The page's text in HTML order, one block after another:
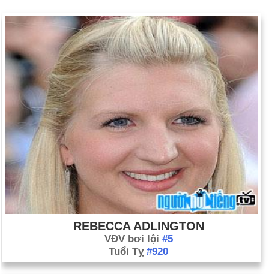
REBECCA ADLINGTON
VĐV bơi lội #5
Tuổi Tỵ #920